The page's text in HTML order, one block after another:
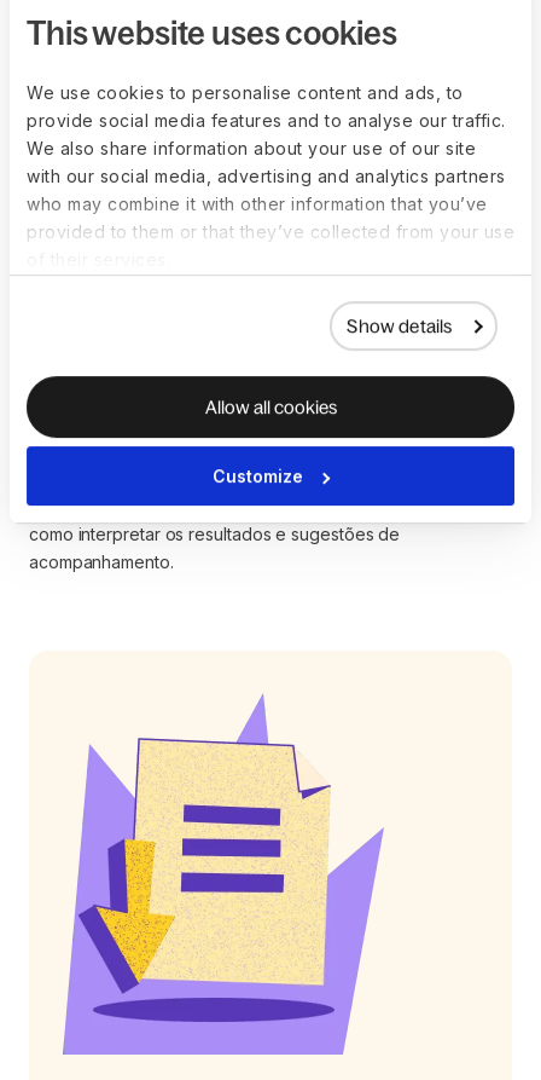
This website uses cookies
We use cookies to personalise content and ads, to
provide social media features and to analyse our traffic.
We also share information about your use of our site
with our social media, advertising and analytics partners
who may combine it with other information that you’ve
provided to them or that they’ve collected from your use
Show details
Allow all cookies
Customize
proteção de dados e treinamento de DEI
negociação para uma função de vendas
Treinamento de habilidades técnicas, como treinamento
Jira e Lookerstudio
E para insights adicionais, adicione fórmulas para calcular
automaticamente:
Taxa de conclusão de treinamento por curso: calcule
o número total de conclusões do número total de tarefas
Taxa média de aprovação em treinamento:
quantos funcionários passaram no treinamento do total
Você também encontrará informações completas sobre
como interpretar os resultados e sugestões de
acompanhamento.